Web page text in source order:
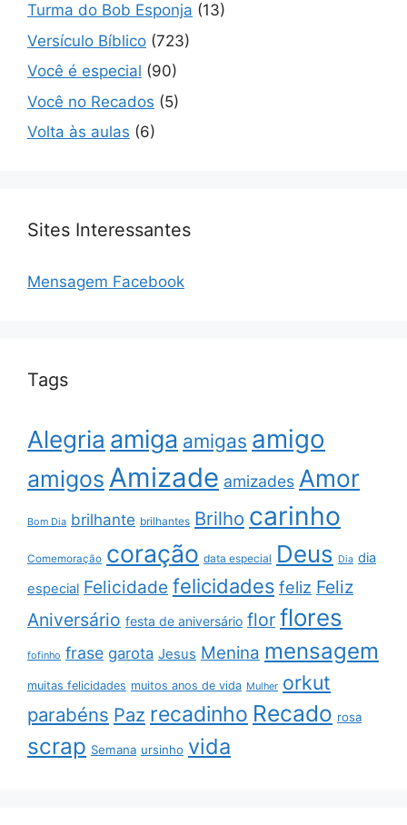
Turma do Bob Esponja (13)
Versículo Bíblico (723)
Você é especial (90)
Você no Recados (5)
Volta às aulas (6)
Sites Interessantes
Mensagem Facebook
Tags
Alegria amiga amigas amigo
amigos Amizade amizades Amor
Bom Dia brilhante brilhantes Brilho carinho
Comemoração coração data especial Deus Dia dia
especial Felicidade felicidades feliz Feliz
Aniversário festa de aniversário flor flores
fofinho frase garota Jesus Menina mensagem
muitas felicidades muitos anos de vida Mulher orkut
parabéns Paz recadinho Recado rosa
scrap Semana ursinho vida